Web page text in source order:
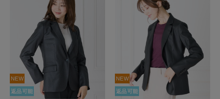
NEW
返品可能
NEW
返品可能